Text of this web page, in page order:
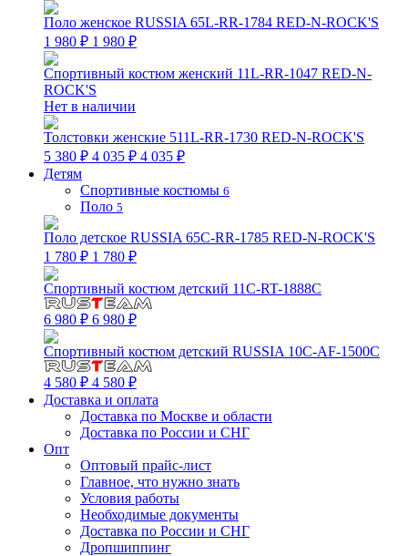
Поло женское RUSSIA 65L-RR-1784 RED-N-ROCK'S
1 980 ₽ 1 980 ₽
Спортивный костюм женский 11L-RR-1047 RED-N-
ROCK'S
Нет в наличии
Толстовки женские 511L-RR-1730 RED-N-ROCK'S
5 380 ₽ 4 035 ₽ 4 035 ₽
Детям
Спортивные костюмы 6
Поло 5
Поло детское RUSSIA 65C-RR-1785 RED-N-ROCK'S
1 780 ₽ 1 780 ₽
Спортивный костюм детский 11C-RT-1888C
6 980 ₽ 6 980 ₽
Спортивный костюм детский RUSSIA 10C-AF-1500C
4 580 ₽ 4 580 ₽
Доставка и оплата
Доставка по Москве и области
Доставка по России и СНГ
Опт
Оптовый прайс-лист
Главное, что нужно знать
Условия работы
Необходимые документы
Доставка по России и СНГ
Дропшиппинг